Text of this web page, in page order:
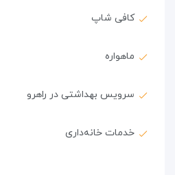
کافی شاپ
ماهواره
سرویس بهداشتی در راهرو
خدمات خانه‌داری